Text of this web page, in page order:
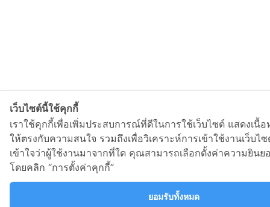
เว็บไซต์นี้ใช้คุกกี้
เราใช้คุกกี้เพื่อเพิ่มประสบการณ์ที่ดีในการใช้เว็บไซต์ แสดงเนื้
ให้ตรงกับความสนใจ รวมถึงเพื่อวิเคราะห์การเข้าใช้งานเว็บไ
เข้าใจว่าผู้ใช้งานมาจากที่ใด คุณสามารถเลือกตั้งค่าความยิน
โดยคลิก “การตั้งค่าคุกกี้”
ยอมรับทั้งหมด